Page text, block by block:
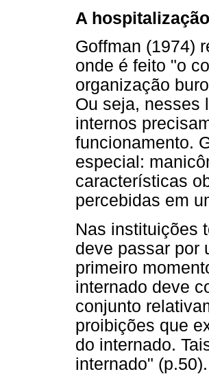
A hospitalização
Goffman (1974)
onde é feito "o
organização
Ou seja, nesses
internos
funcionamento.
especial:
características
percebidas em
Nas instituições
deve passar por
primeiro
internado deve
conjunto
proibições que
do internado.
internado" (p.50).